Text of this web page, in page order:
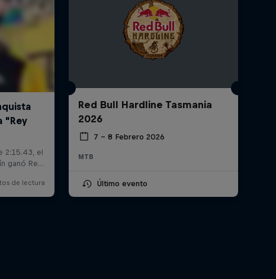
Red Bull Hardline Tasmania
2026
7 – 8 Febrero 2026
MTB
Último evento